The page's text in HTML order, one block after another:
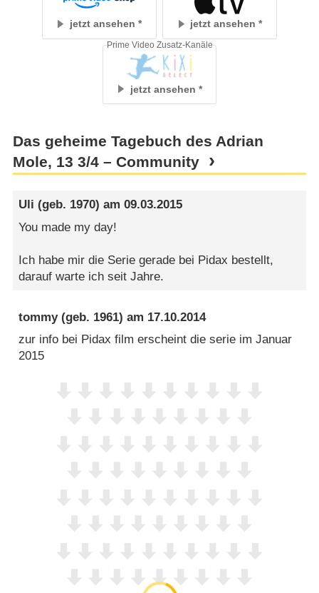
jetzt ansehen jetzt ansehen
jetzt ansehen
Prime Video Zusatz-Kanäle
Das geheime Tagebuch des Adrian
Mole, 13 3/​4 – Community
Uli (geb. 1970) am09.03.2015
You made my day!
Ich habe mir die Serie gerade bei Pidax bestellt,
darauf warte ich seit Jahre.
tommy(geb. 1961) am 17.10.2014
zur info bei Pidax film erscheint die serie im Januar
2015